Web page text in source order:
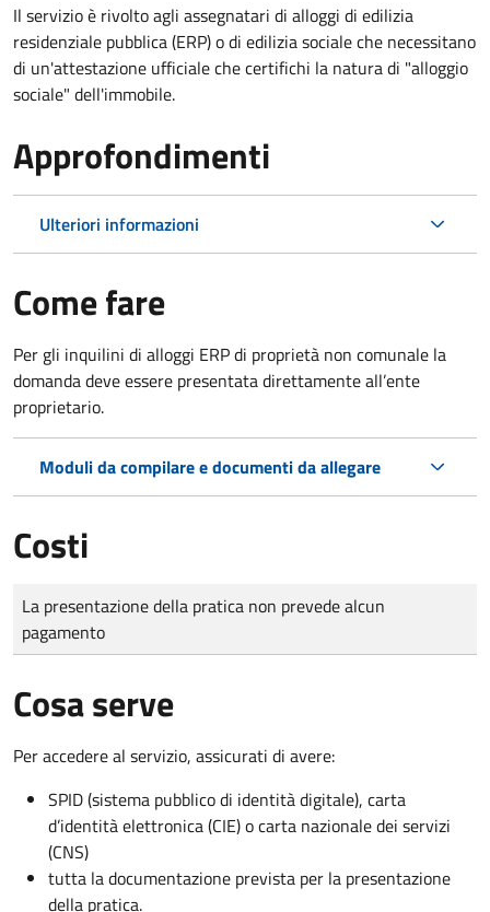
Il servizio è rivolto agli assegnatari di alloggi di edilizia
residenziale pubblica (ERP) o di edilizia sociale che necessitano
di un'attestazione ufficiale che certifichi la natura di "alloggio
sociale" dell'immobile.
Approfondimenti
Ulteriori informazioni
Come fare
Per gli inquilini di alloggi ERP di proprietà non comunale la
domanda deve essere presentata direttamente all’ente
proprietario.
Moduli da compilare e documenti da allegare
Costi
Tipo di pagamento
Importo
La presentazione della pratica non prevede alcun
pagamento
Cosa serve
Per accedere al servizio, assicurati di avere:
SPID (sistema pubblico di identità digitale), carta
d’identità elettronica (CIE) o carta nazionale dei servizi
(CNS)
tutta la documentazione prevista per la presentazione
della pratica.